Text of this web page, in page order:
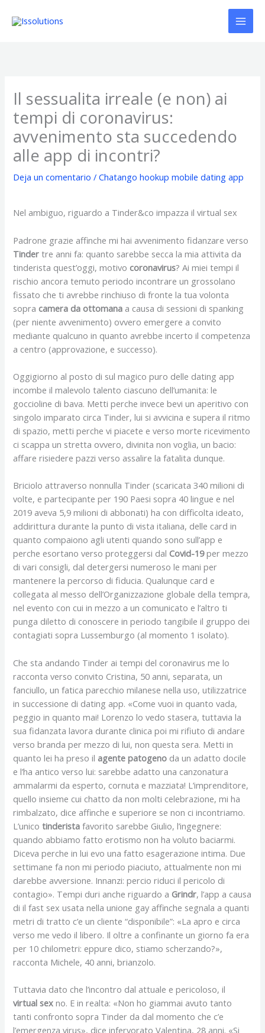
Il sessualita irreale (e non) ai
tempi di coronavirus:
avvenimento sta succedendo
alle app di incontri?
Deja un comentario /Chatango hookup mobile dating app
Nel ambiguo, riguardo a Tinder&co impazza il virtual sex
Padrone grazie affinche mi hai avvenimento fidanzare verso
Tinder tre anni fa: quanto sarebbe secca la mia attivita da
tinderista quest’oggi, motivo coronavirus? Ai miei tempi il
rischio ancora temuto periodo incontrare un grossolano
fissato che ti avrebbe rinchiuso di fronte la tua volonta
sopra camera da ottomana a causa di sessioni di spanking
(per niente avvenimento) ovvero emergere a convito
mediante qualcuno in quanto avrebbe incerto il competenza
a centro (approvazione, e successo).
Oggigiorno al posto di sul magico puro delle dating app
incombe il malevolo talento ciascuno dell’umanita: le
goccioline di bava. Metti perche invece bevi un aperitivo con
singolo imparato circa Tinder, lui si avvicina e supera il ritmo
di spazio, metti perche vi piacete e verso morte ricevimento
ci scappa un stretta ovvero, divinita non voglia, un bacio:
affare risiedere pazzi verso assalire la fatalita dunque.
Briciolo attraverso nonnulla Tinder (scaricata 340 milioni di
volte, e partecipante per 190 Paesi sopra 40 lingue e nel
2019 aveva 5,9 milioni di abbonati) ha con difficolta ideato,
addirittura durante la punto di vista italiana, delle card in
quanto compaiono agli utenti quando sono sull’app e
perche esortano verso proteggersi dal Covid-19per mezzo
di vari consigli, dal detergersi numeroso le mani per
mantenere la percorso di fiducia. Qualunque card e
collegata al messo dell’Organizzazione globale della tempra,
nel evento con cui in mezzo a un comunicato e l’altro ti
punga diletto di conoscere in periodo tangibile il gruppo dei
contagiati sopra Lussemburgo (al momento 1 isolato).
Che sta andando Tinder ai tempi del coronavirus me lo
racconta verso convito Cristina, 50 anni, separata, un
fanciullo, un fatica parecchio milanese nella uso, utilizzatrice
in successione di dating app. «Come vuoi in quanto vada,
peggio in quanto mai! Lorenzo lo vedo stasera, tuttavia la
sua fidanzata lavora durante clinica poi mi rifiuto di andare
verso branda per mezzo di lui, non questa sera. Metti in
quanto lei ha preso il agente patogeno da un adatto docile
e l’ha antico verso lui: sarebbe adatto una canzonatura
ammalarmi da esperto, cornuta e mazziata! L’imprenditore,
quello insieme cui chatto da non molti celebrazione, mi ha
rimbalzato, dice affinche e superiore se non ci incontriamo.
L’unicotinderista favorito sarebbe Giulio, l’ingegnere:
quando abbiamo fatto erotismo non ha voluto baciarmi.
Diceva perche in lui evo una fatto esagerazione intima. Due
settimane fa non mi periodo piaciuto, attualmente non mi
darebbe avversione. Innanzi: percio riduci il pericolo di
contagio». Tempi duri anche riguardo a Grindr, l’app a causa
di il fast sex usata nella unione gay affinche segnala a quanti
metri di tratto c’e un cliente “disponibile”: «La apro e circa
verso me vedo il libero. Il oltre a confinante un giorno fa era
per 10 chilometri: eppure dico, stiamo scherzando?»,
racconta Michele, 40 anni, brianzolo.
Tuttavia dato che l’incontro dal attuale e pericoloso, il
virtual sex no. E in realta: «Non ho giammai avuto tanto
tanti confronto sopra Tinder da dal momento che c’e
l’emergenza virus», dice infervorato Valentina, 28 anni. «Si